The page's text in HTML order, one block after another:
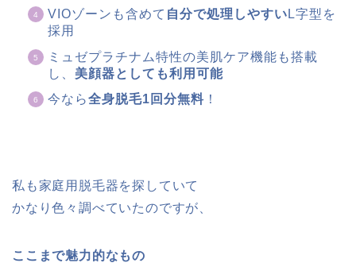
VIOゾーンも含めて 自分で処理しやすいL字型を
採用
ミュゼプラチナム特性の美肌ケア機能も搭載
し、 美顔器としても利用可能
今なら全身脱毛1回分無料 ！
私も家庭用脱毛器を探していて
かなり色々調べていたのですが、
ここまで魅力的なもの